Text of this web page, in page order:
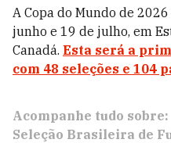
A Copa do Mundo de
junho e 19 de julho, em
Canadá. Esta será a
com 48 seleções e 104
Acompanhe tudo sobre:
Seleção Brasileira de